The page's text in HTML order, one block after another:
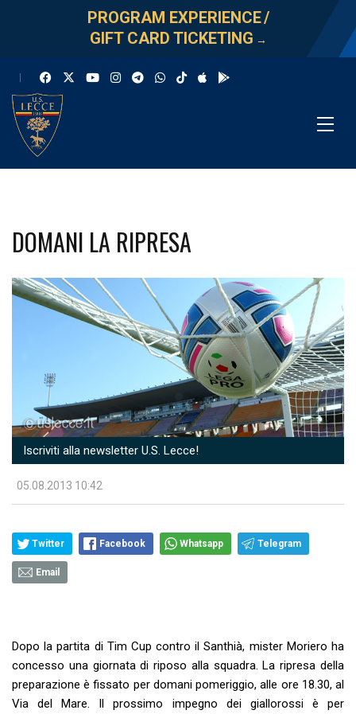
PROGRAM EXPERIENCE/
GIFT CARD TICKETING →
DOMANI LA RIPRESA
Iscriviti alla newsletter U.S. Lecce!
05.08.2013 10:42
Twitter Facebook Whatsapp Telegram
Email
Dopo la partita di Tim Cup contro il Santhià, mister Moriero ha
concesso una giornata di riposo alla squadra. La ripresa della
preparazione è fissato per domani pomeriggio, alle ore 18.30, al
Via del Mare. Il prossimo impegno dei giallorossi è per